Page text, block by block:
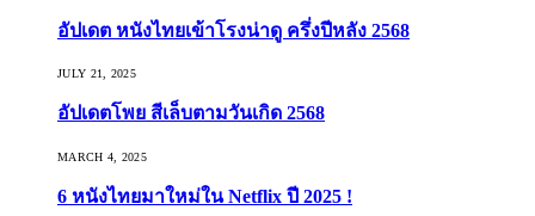
อัปเดต หนังไทยเข้าโรงน่าดู ครึ่งปีหลัง 2568
JULY 21, 2025
อัปเดตโพย สีเล็บตามวันเกิด 2568
MARCH 4, 2025
6 หนังไทยมาใหม่ใน Netflix ปี 2025 !